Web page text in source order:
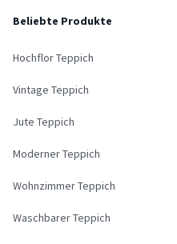
Beliebte Produkte
Hochflor Teppich
Vintage Teppich
Jute Teppich
Moderner Teppich
Wohnzimmer Teppich
Waschbarer Teppich